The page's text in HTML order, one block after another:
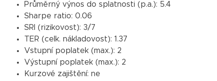
Průměrný výnos do splatnosti (p.a.): 5.4
Sharpe ratio: 0.06
SRI (rizikovost): 3/7
TER (celk. nákladovost): 1.37
Vstupní poplatek (max.): 2
Výstupní poplatek (max.): 2
Kurzové zajištění: ne